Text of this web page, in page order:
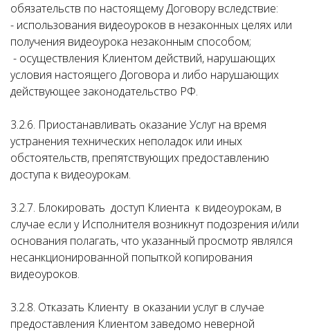
обязательств по настоящему Договору вследствие:
- использования видеоуроков в незаконных целях или
получения видеоурока незаконным способом;
- осуществления Клиентом действий, нарушающих
условия настоящего Договора и либо нарушающих
действующее законодательство РФ.
3.2.6. Приостанавливать оказание Услуг на время
устранения технических неполадок или иных
обстоятельств, препятствующих предоставлению
доступа к видеоурокам.
3.2.7. Блокировать доступ Клиента к видеоурокам, в
случае если у Исполнителя возникнут подозрения и/или
основания полагать, что указанный просмотр являлся
несанкционированной попыткой копирования
видеоуроков.
3.2.8. Отказать Клиенту в оказании услуг в случае
предоставления Клиентом заведомо неверной